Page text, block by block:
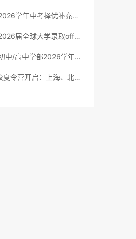
WLSA上海学校2026学年中考择优补充录取通道开启，多途径入学机会
WLSA上海学校2026届全球大学录取offer汇总｜哈佛一枚，斯坦福两枚...
WLSA上海学校初中/高中学部2026学年招生详情｜课程设置及奖学金详情介绍
2026 WLSA三校夏令营开启：上海、北京、英国三地联动，6-9年级学子探寻未来领袖之路